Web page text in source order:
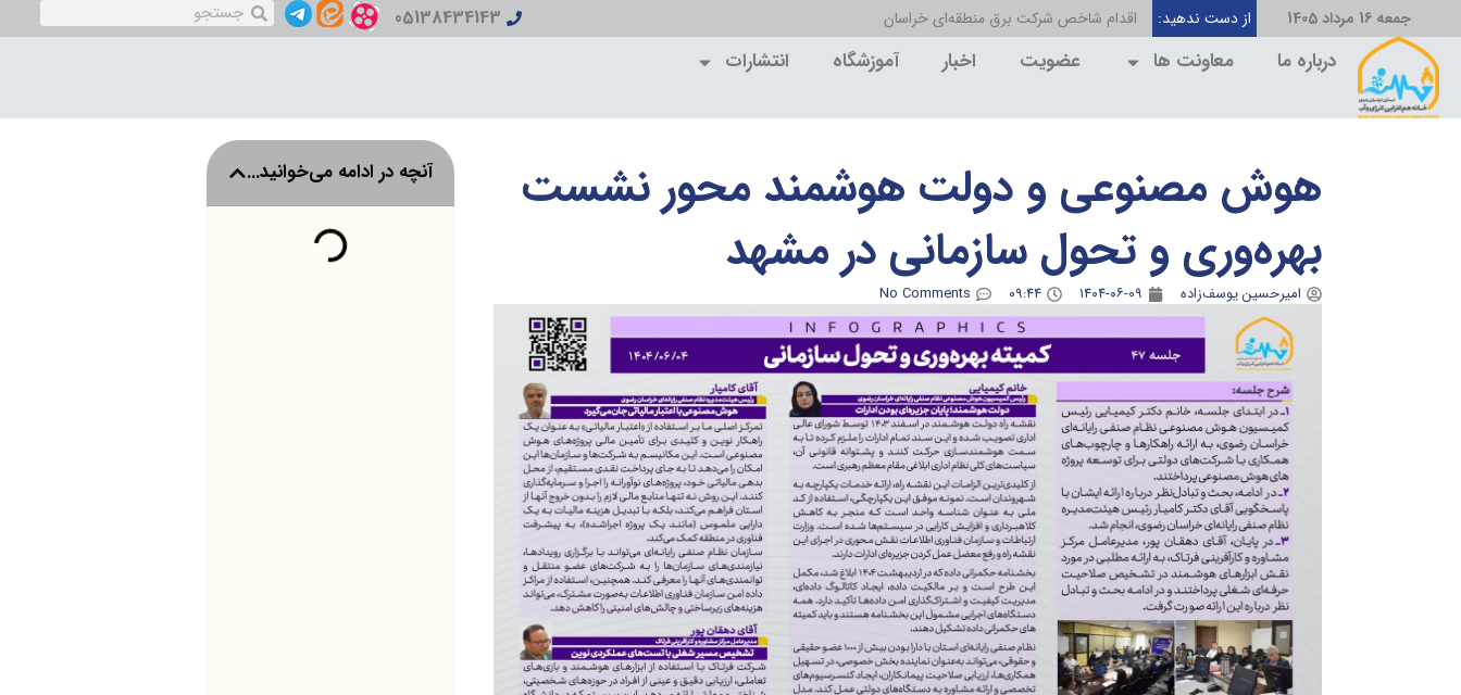
جمعه 16 مرداد 1405 از دست ندهید: اقدام شاخص شرکت برق منطقه‌ای خراسان 05138434143
درباره ما معاونت ها عضویت اخبار آموزشگاه انتشارات
هوش مصنوعی و دولت هوشمند محور نشست
بهره‌وری و تحول سازمانی در مشهد
امیرحسین یوسف‌زاده ۱۴۰۴-۰۶-۰۹ ۰۹:۴۴ No Comments
آنچه در ادامه می‌خوانید...